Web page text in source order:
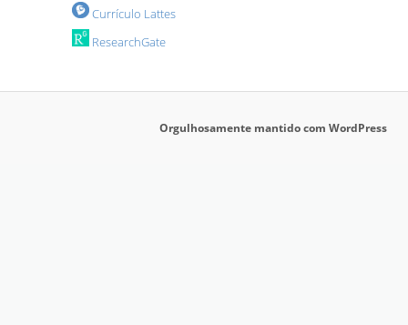
Currículo Lattes
ResearchGate
Orgulhosamente mantido com WordPress